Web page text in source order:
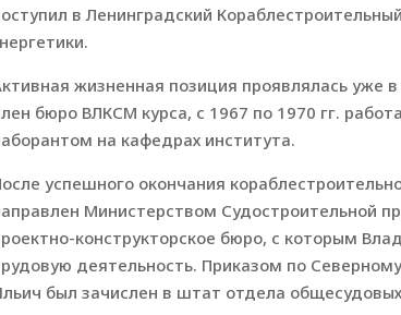
в Ленинградский
жизненная позиция проявлялась уже
бюро ВЛКСМ курса, с 1967 по 1970 гг.
на кафедрах института.
успешного окончания
Министерством Судостроительной
конструкторское бюро, с которым
деятельность. Приказом по
был зачислен в штат отдела